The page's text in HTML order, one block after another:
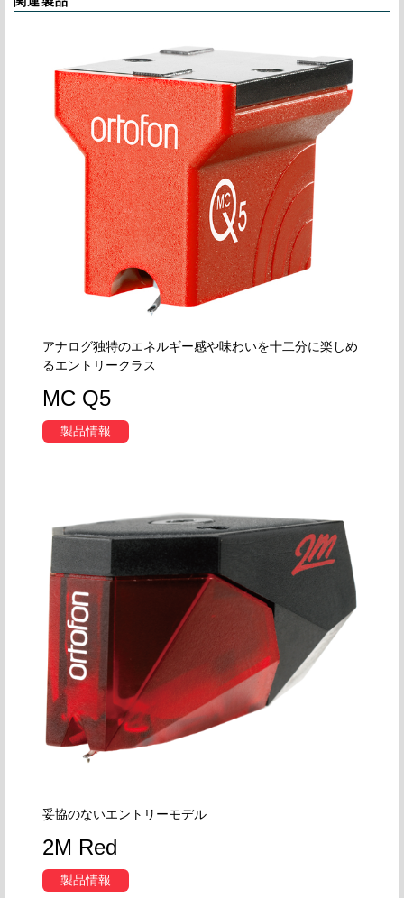
アナログ独特のエネルギー感や味わいを十二分に楽しめ
るエントリークラス
MC Q5
製品情報
妥協のないエントリーモデル
2M Red
製品情報